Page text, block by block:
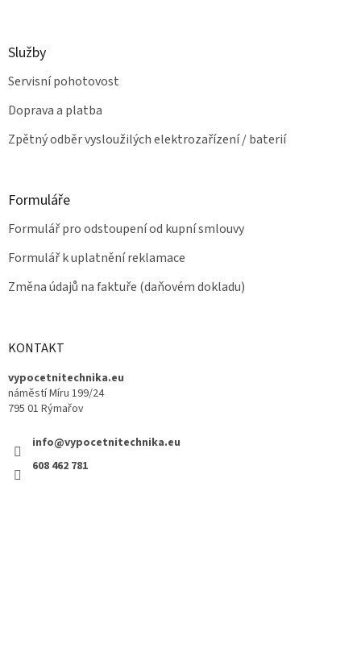
Služby
Servisní pohotovost
Doprava a platba
Zpětný odběr vysloužilých elektrozařízení / baterií
Formuláře
Formulář pro odstoupení od kupní smlouvy
Formulář k uplatnění reklamace
Změna údajů na faktuře (daňovém dokladu)
KONTAKT
vypocetnitechnika.eu
náměstí Míru 199/24
795 01 Rýmařov
info@vypocetnitechnika.eu
608 462 781